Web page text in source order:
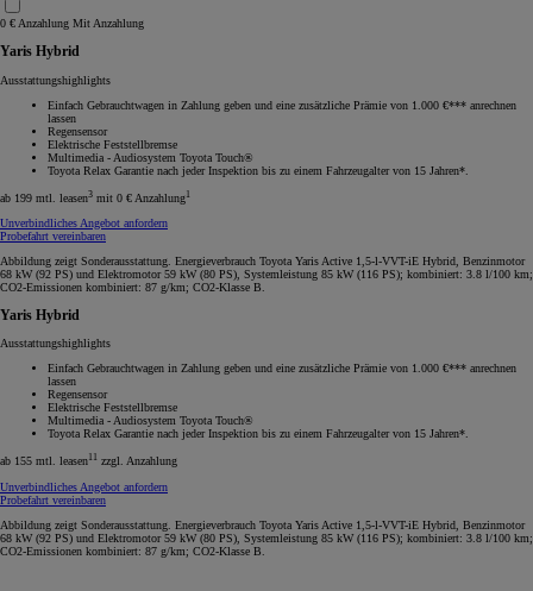
0 € Anzahlung Mit Anzahlung
Yaris Hybrid
Ausstattungshighlights
Einfach Gebrauchtwagen in Zahlung geben und eine zusätzliche Prämie von 1.000 €*** anrechnen
lassen
Regensensor
Elektrische Feststellbremse
Multimedia - Audiosystem Toyota Touch®
Toyota Relax Garantie nach jeder Inspektion bis zu einem Fahrzeugalter von 15 Jahren*.
ab 199 mtl. leasen3 mit 0 € Anzahlung1
Unverbindliches Angebot anfordern
Probefahrt vereinbaren
Abbildung zeigt Sonderausstattung. Energieverbrauch Toyota Yaris Active 1,5-l-VVT-iE Hybrid, Benzinmotor
68 kW (92 PS) und Elektromotor 59 kW (80 PS), Systemleistung 85 kW (116 PS); kombiniert: 3.8 l/100 km;
CO2-Emissionen kombiniert: 87 g/km; CO2-Klasse B.
Yaris Hybrid
Ausstattungshighlights
Einfach Gebrauchtwagen in Zahlung geben und eine zusätzliche Prämie von 1.000 €*** anrechnen
lassen
Regensensor
Elektrische Feststellbremse
Multimedia - Audiosystem Toyota Touch®
Toyota Relax Garantie nach jeder Inspektion bis zu einem Fahrzeugalter von 15 Jahren*.
ab 155 mtl. leasen11 zzgl. Anzahlung
Unverbindliches Angebot anfordern
Probefahrt vereinbaren
Abbildung zeigt Sonderausstattung. Energieverbrauch Toyota Yaris Active 1,5-l-VVT-iE Hybrid, Benzinmotor
68 kW (92 PS) und Elektromotor 59 kW (80 PS), Systemleistung 85 kW (116 PS); kombiniert: 3.8 l/100 km;
CO2-Emissionen kombiniert: 87 g/km; CO2-Klasse B.